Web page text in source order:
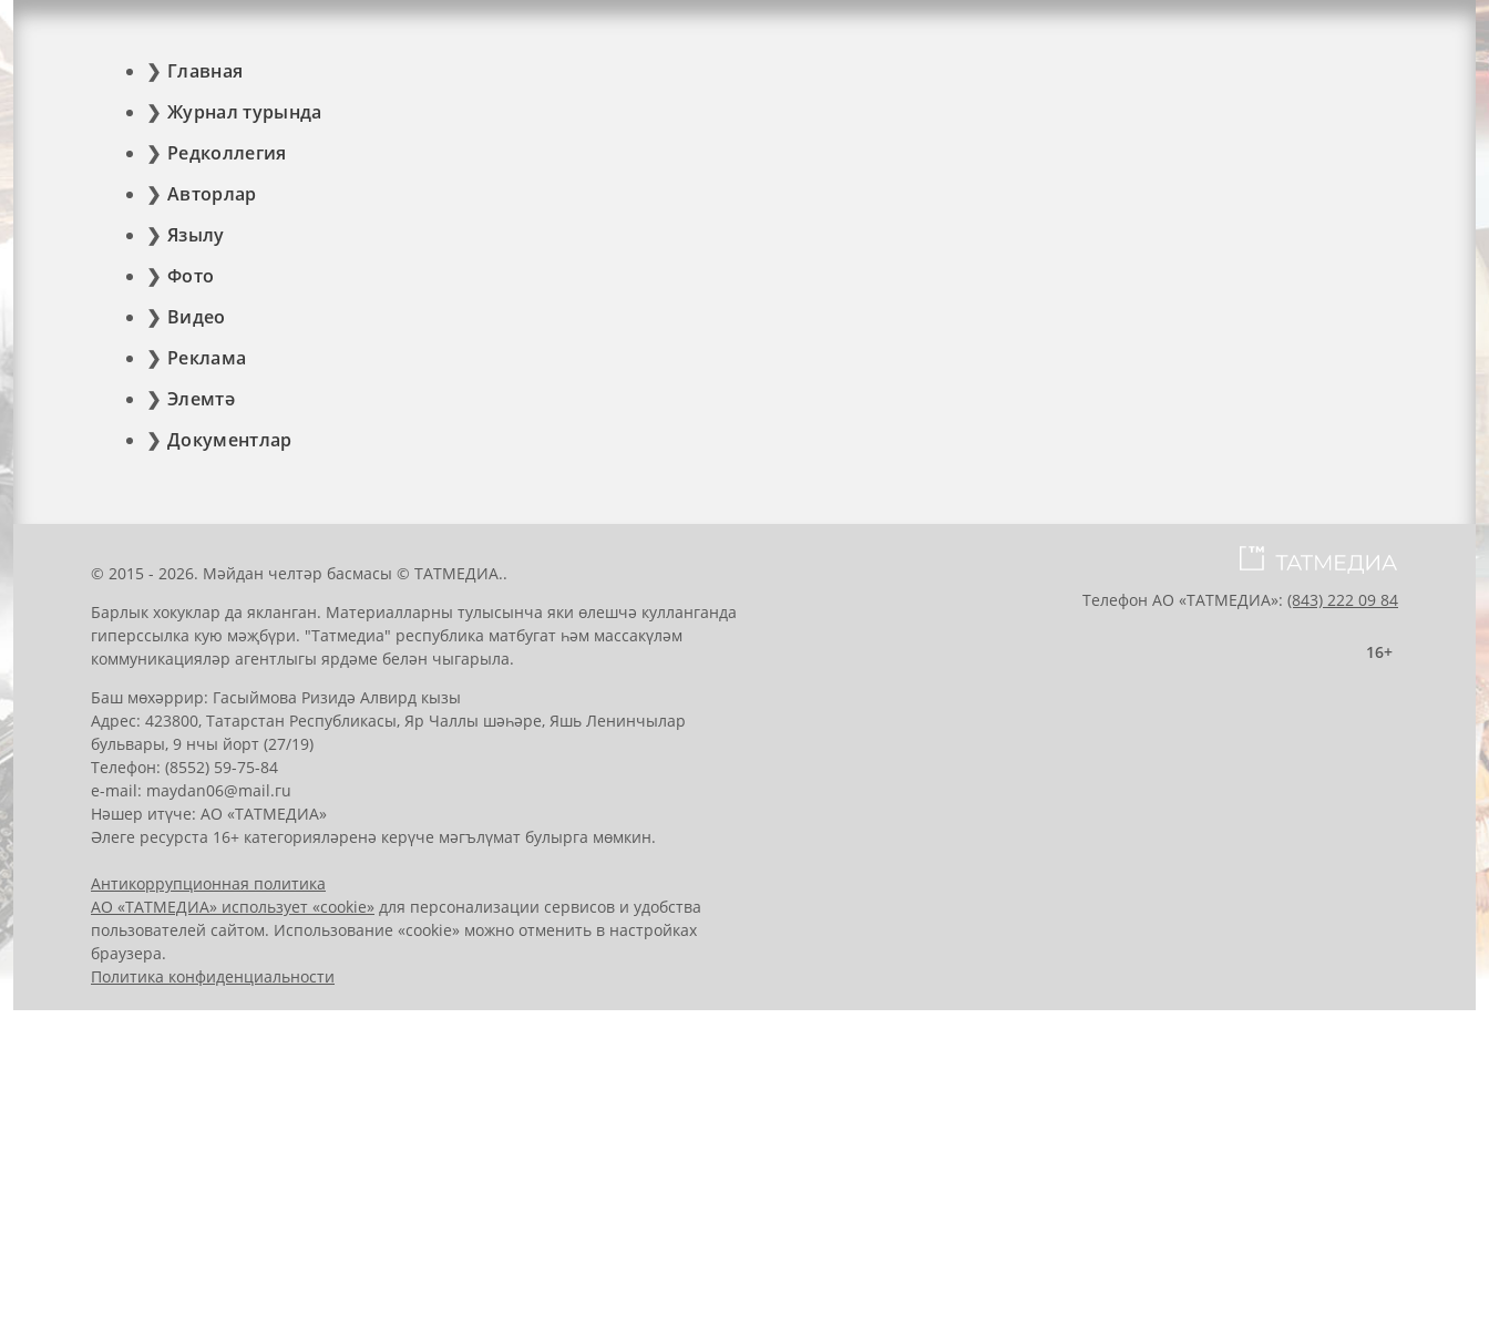
Главная
Журнал турында
Редколлегия
Авторлар
Язылу
Фото
Видео
Реклама
Элемтә
Документлар
© 2015 - 2026. Мәйдан челтәр басмасы © ТАТМЕДИА..
Барлык хокуклар да якланган. Материалларны тулысынча яки өлешчә кулланганда
гиперссылка кую мәҗбүри. "Татмедиа" республика матбугат һәм массакүләм
коммуникацияләр агентлыгы ярдәме белән чыгарыла.
Баш мөхәррир: Гасыймова Ризидә Алвирд кызы
Адрес: 423800, Татарстан Республикасы, Яр Чаллы шәһәре, Яшь Ленинчылар
бульвары, 9 нчы йорт (27/19)
Телефон: (8552) 59-75-84
е-mail: mауdаn06@mail.гu
Нәшер итүче: АО «ТАТМЕДИА»
Әлеге ресурста 16+ категорияләренә керүче мәгълүмат булырга мөмкин.
Антикоррупционная политика
АО «ТАТМЕДИА» использует «cookie» для персонализации сервисов и удобства
пользователей сайтом. Использование «cookie» можно отменить в настройках
браузера.
Политика конфиденциальности
Телефон АО «ТАТМЕДИА»: (843) 222 09 84
16+